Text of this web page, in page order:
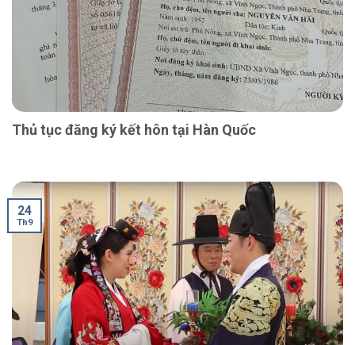
Thủ tục đăng ký kết hôn tại Hàn Quốc
24
Th9